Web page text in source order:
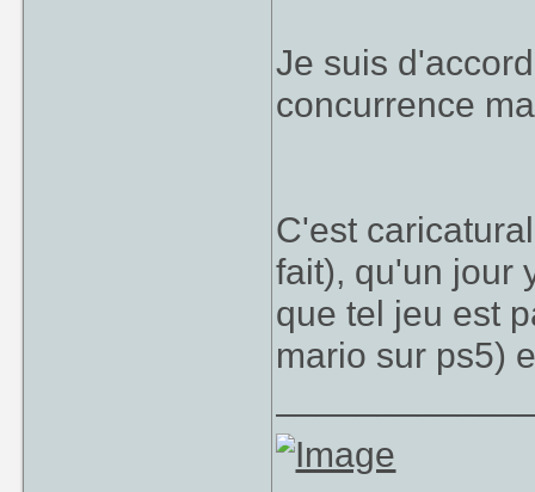
Je suis
concurrence
C'est
fait), qu'un jour
que tel jeu est
mario sur ps5)